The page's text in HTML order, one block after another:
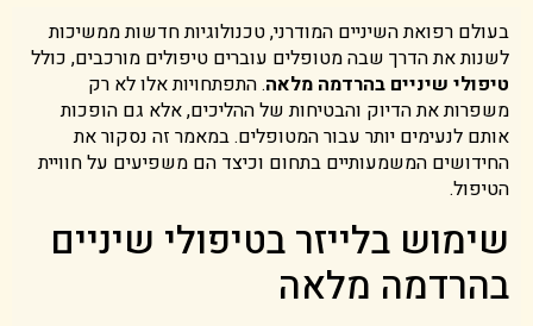
בעולם רפואת השיניים המודרני, טכנולוגיות חדשות ממשיכות
לשנות את הדרך שבה מטופלים עוברים טיפולים מורכבים, כולל
טיפולי שיניים בהרדמה מלאה. התפתחויות אלו לא רק
משפרות את הדיוק והבטיחות של ההליכים, אלא גם הופכות
אותם לנעימים יותר עבור המטופלים. במאמר זה נסקור את
החידושים המשמעותיים בתחום וכיצד הם משפיעים על חוויית
הטיפול.
שימוש בלייזר בטיפולי שיניים
בהרדמה מלאה